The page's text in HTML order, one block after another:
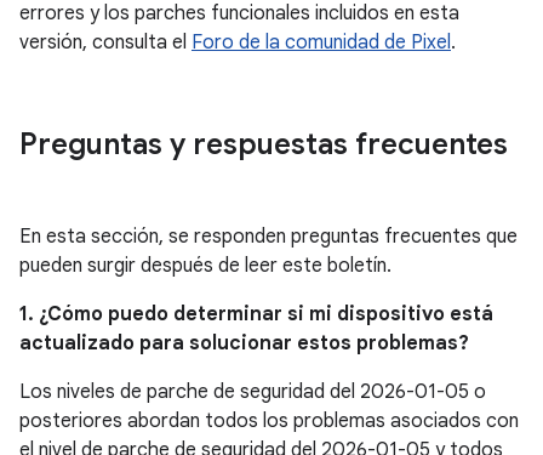
errores y los parches funcionales incluidos en esta
versión, consulta el Foro de la comunidad de Pixel.
Preguntas y respuestas frecuentes
En esta sección, se responden preguntas frecuentes que
pueden surgir después de leer este boletín.
1. ¿Cómo puedo determinar si mi dispositivo está
actualizado para solucionar estos problemas?
Los niveles de parche de seguridad del 2026-01-05 o
posteriores abordan todos los problemas asociados con
el nivel de parche de seguridad del 2026-01-05 y todos